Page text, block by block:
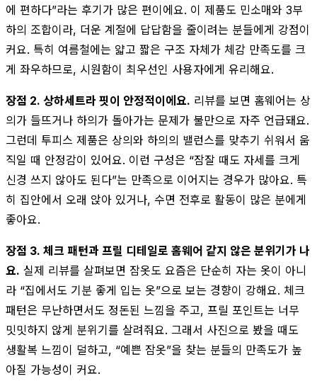
에 편하다”라는 후기가 많은 편이에요. 이 제품도 민소매와 3부
하의 조합이라, 더운 계절에 답답함을 줄이려는 분들에게 강점이
커요. 특히 여름철에는 얇고 짧은 구조 자체가 체감 만족도를 크
게 좌우하므로, 시원함이 최우선인 사용자에게 유리해요.
장점 2. 상하세트라 핏이 안정적이에요. 리뷰를 보면 홈웨어는 상
의가 들뜨거나 하의가 돌아가는 문제가 불만으로 자주 언급돼요.
그런데 투피스 제품은 상의와 하의의 밸런스를 맞추기 쉬워서 움
직일 때 안정감이 있어요. 이런 구성은 “잠잘 때도 자세를 크게
신경 쓰지 않아도 된다”는 만족으로 이어지는 경우가 많아요. 특
히 집안에서 오래 앉아 있거나, 수면 전후로 활동이 많은 분에게
좋아요.
장점 3. 체크 패턴과 프릴 디테일로 홈웨어 같지 않은 분위기가 나
요. 실제 리뷰를 살펴보면 잠옷도 요즘은 단순히 자는 옷이 아니
라 “집에서도 기분 좋게 입는 옷”으로 보는 경향이 강해요. 체크
패턴은 무난하면서도 정돈된 느낌을 주고, 프릴 포인트는 너무
밋밋하지 않게 분위기를 살려줘요. 그래서 사진으로 봤을 때도
생활복 느낌이 덜하고, “예쁜 잠옷”을 찾는 분들의 만족도가 높
아질 가능성이 커요.